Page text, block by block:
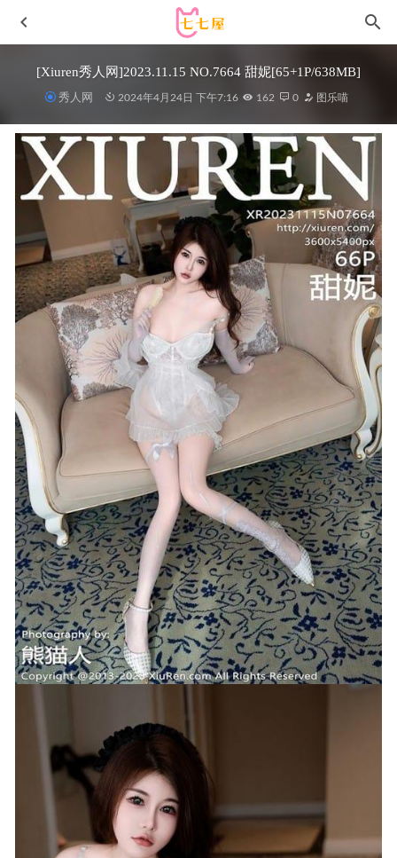
[Xiuren秀人网]2023.11.15 NO.7664 甜妮[65+1P/638MB]
秀人网 2024年4月24日 下午7:16 162 0 图乐喵
白龙猫女 – 微密圈写真&视频合集【持续更新中】 2026-02-
06
[微密圈]迷人的五姨太 – 0713[26P-101MB]
2025-08-14
星之迟迟 – NO.237 2025年3月计划F 碧蓝航线 天城[55P1V-
1.62GB] 2025-05-09
[Xiuren秀人网]2023.09.06 NO.7342 可樂
Vicky[81+1P/660MB]
2024-03-21
雅拉伊 – 2019.08.11 NO.366 红尘有你 美宣[48P633M]
2022-
11-19